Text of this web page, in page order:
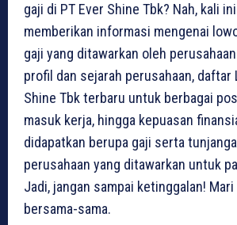
gaji di PT Ever Shine Tbk? Nah, kali
memberikan informasi mengenai
gaji yang ditawarkan oleh
profil dan sejarah perusahaan, daftar
Shine Tbk terbaru untuk berbagai
masuk kerja, hingga kepuasan
didapatkan berupa gaji serta
perusahaan yang ditawarkan untuk
Jadi, jangan sampai ketinggalan!
bersama-sama.